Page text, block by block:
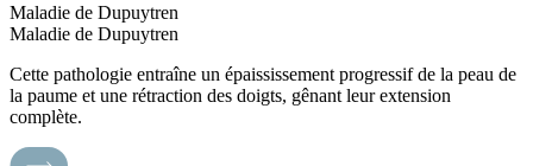
Maladie de Dupuytren
Maladie de Dupuytren
Cette pathologie entraîne un épaississement progressif de la peau de
la paume et une rétraction des doigts, gênant leur extension
complète.